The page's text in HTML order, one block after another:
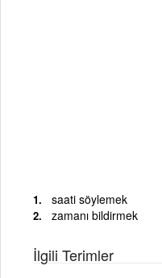
saati söylemek
zamanı bildirmek
İlgili Terimler